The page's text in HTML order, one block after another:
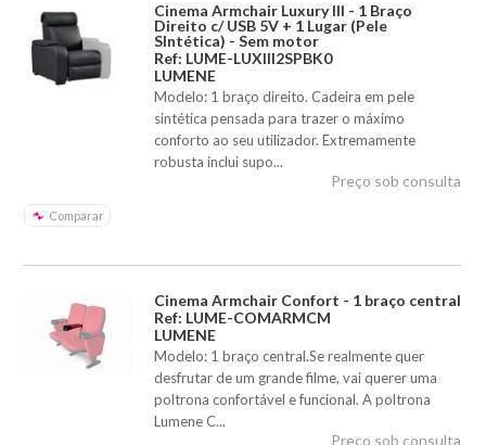
Cinema Armchair Luxury III - 1 Braço
Direito c/ USB 5V + 1 Lugar (Pele
SIntética) - Sem motor
Ref: LUME-LUXIII2SPBK0
LUMENE
Modelo: 1 braço direito. Cadeira em pele
sintética pensada para trazer o máximo
conforto ao seu utilizador. Extremamente
robusta inclui supo...
Comparar
Preço sob consulta
Cinema Armchair Confort - 1 braço central
Ref: LUME-COMARMCM
LUMENE
Modelo: 1 braço central.Se realmente quer
desfrutar de um grande filme, vai querer uma
poltrona confortável e funcional. A poltrona
Lumene C...
Preço sob consulta